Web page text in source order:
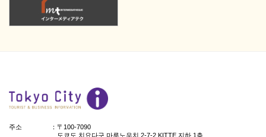
주소
：〒100-7090
도쿄도 치요다구 마루노우치 2-7-2 KITTE 지하 1층